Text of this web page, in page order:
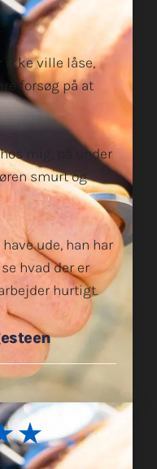
ikke ville låse,
forsøg på at
mig, på under
smurt og
ude, han har
hvad der er
hurtigt.